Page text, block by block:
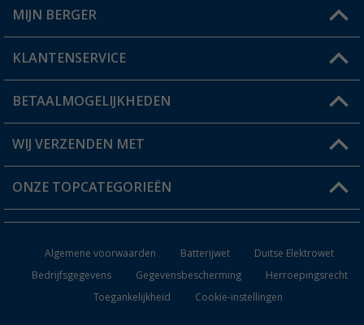
Winkel vinden
MIJN BERGER
Mijn account
Status bestelling
Verlanglijstje
KLANTENSERVICE
FAQ & Contact
Verzendinformatie
Catalogus
BETAALMOGELIJKHEDEN
WIJ VERZENDEN MET
ONZE TOPCATEGORIEËN
Keukenaccessoires
Campingmeubilair
Algemene voorwaarden Batterijwet
Duitse Elektrowet
Bedrijfsgegevens
Gegevensbescherming
Herroepingsrecht
Toegankelijkheid
Cookie-instellingen